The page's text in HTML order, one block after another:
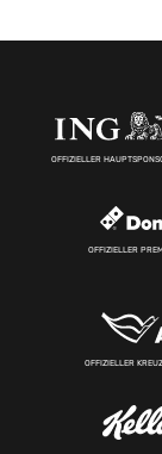
OFFIZIELLER
OFFIZIELLER
OFFIZIELLER